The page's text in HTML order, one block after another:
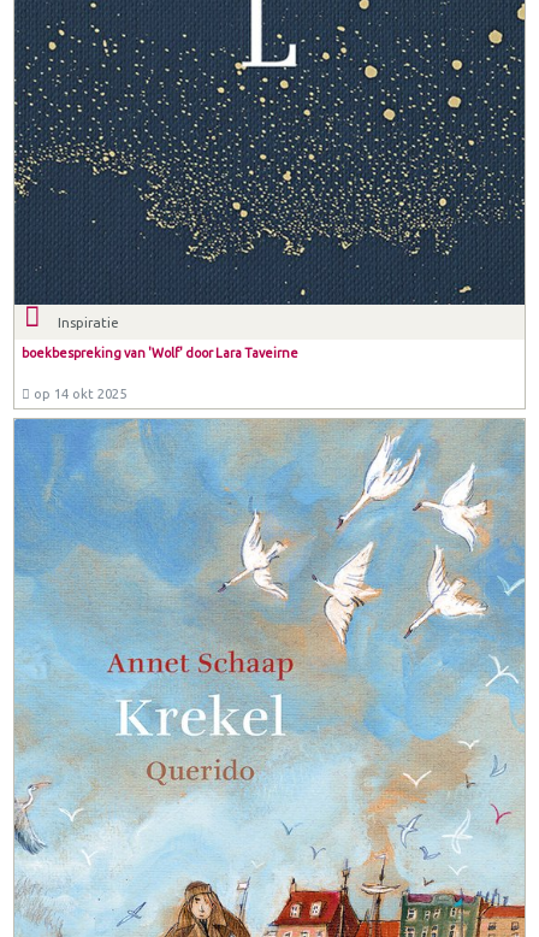
Inspiratie
boekbespreking van 'Wolf' door Lara Taveirne
op 14 okt 2025